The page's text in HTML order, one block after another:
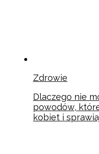
Zdrowie
Dlaczego nie
powodów,
kobiet i